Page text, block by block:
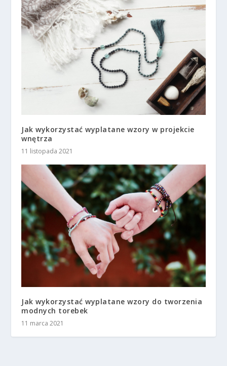
Jak wykorzystać wyplatane wzory w projekcie
wnętrza
11 listopada 2021
Jak wykorzystać wyplatane wzory do tworzenia
modnych torebek
11 marca 2021